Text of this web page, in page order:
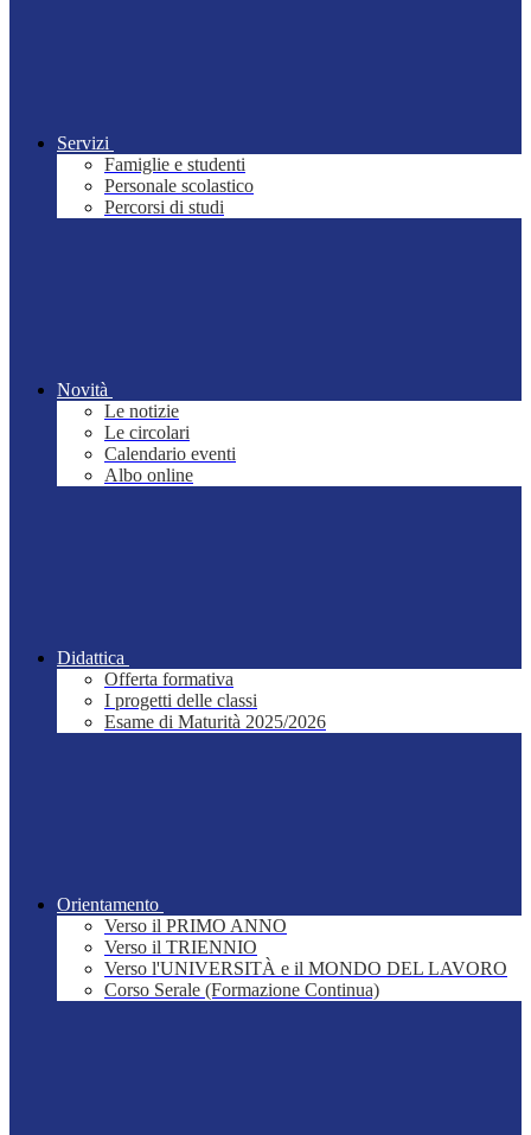
Servizi
Famiglie e studenti
Personale scolastico
Percorsi di studi
Novità
Le notizie
Le circolari
Calendario eventi
Albo online
Didattica
Offerta formativa
I progetti delle classi
Esame di Maturità 2025/2026
Orientamento
Verso il PRIMO ANNO
Verso il TRIENNIO
Verso l'UNIVERSITÀ e il MONDO DEL LAVORO
Corso Serale (Formazione Continua)